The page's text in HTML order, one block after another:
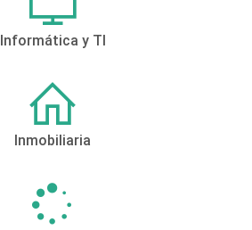
Informática y TI
Inmobiliaria